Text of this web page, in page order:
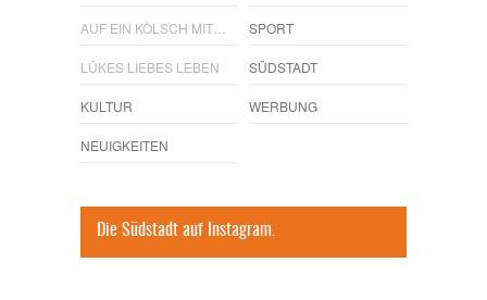
AUF EIN KÖLSCH MIT…
LÜKES LIEBES LEBEN
KULTUR
NEUIGKEITEN
SPORT
SÜDSTADT
WERBUNG
Die Südstadt auf Instagram.